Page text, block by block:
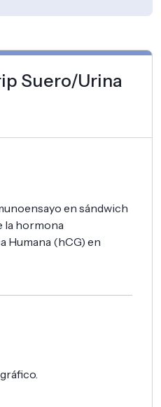
Suero/Urina
en sándwich
la hormona
Humana (hCG) en